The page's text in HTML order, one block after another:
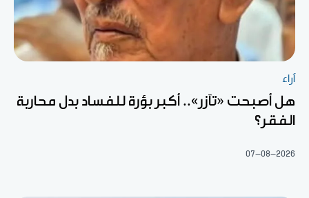
آراء
هل أصبحت «تآزر».. أكبر بؤرة للفساد بدل محاربة
الفقر؟
07-08-2026